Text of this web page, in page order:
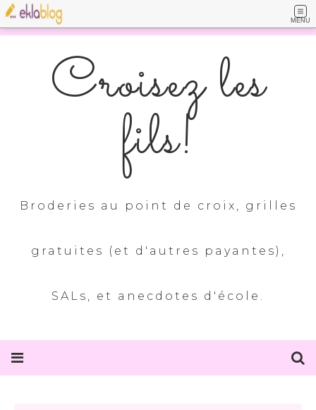
MENU
Croisez les
fils!
Broderies au point de croix, grilles
gratuites (et d'autres payantes),
SALs, et anecdotes d'école.